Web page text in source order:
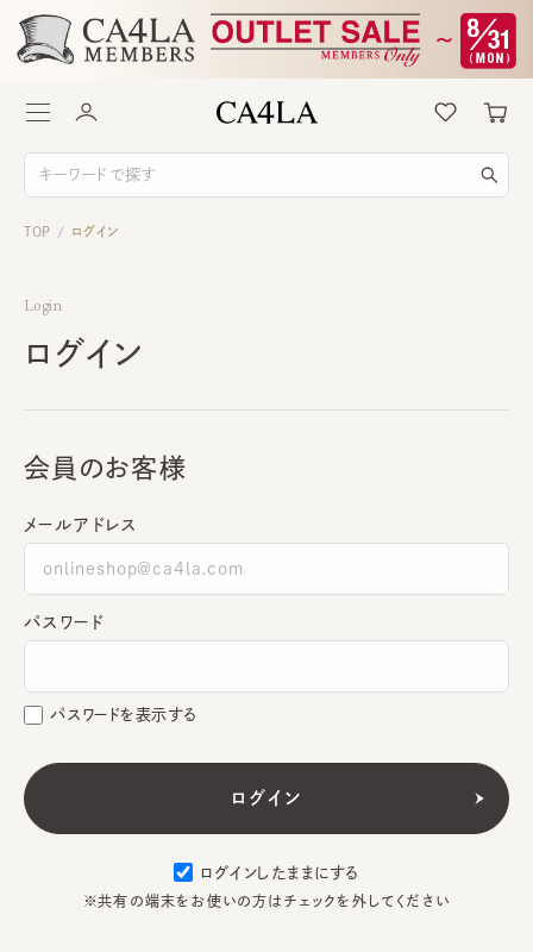
TOP / ログイン
Login
ログイン
会員のお客様
メールアドレス
パスワード
パスワードを表示する
ログインしたままにする
※共有の端末をお使いの方はチェックを外してください